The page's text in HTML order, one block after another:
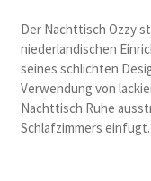
Der Nachttisch Ozzy
niederlandischen
seines schlichten
Verwendung von
Nachttisch Ruhe
Schlafzimmers einfugt.